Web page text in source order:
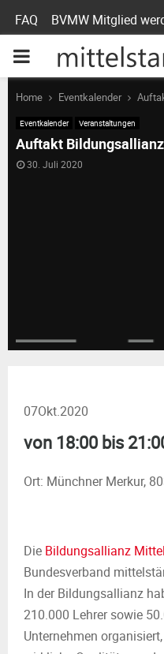
FAQ BVMW Mitglied
P
R
I
M
N
U
Home Eventkalender
Eventkalender Veranstaltungen
Auftakt
30. Juli 2020
07Okt.2020
von 18:00 bis
Ort: Münchner Merkur,
Die Bildungsallianz
Bundesverband
In der Bildungsallianz
210.000 Lehrer sowie
Unternehmen